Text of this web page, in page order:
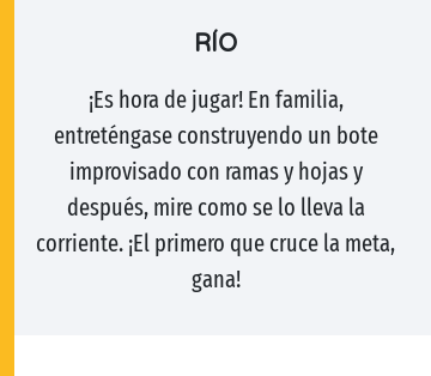
RÍO
¡Es hora de jugar! En familia,
entreténgase construyendo un bote
improvisado con ramas y hojas y
después, mire como se lo lleva la
corriente. ¡El primero que cruce la meta,
gana!